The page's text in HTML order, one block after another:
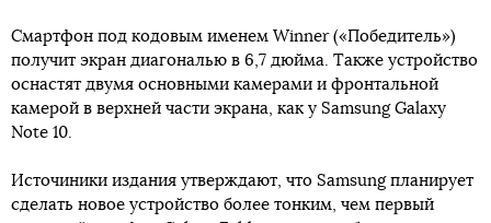
Смартфон под кодовым именем Winner («Победитель»)
получит экран диагональю в 6,7 дюйма. Также устройство
оснастят двумя основными камерами и фронтальной
камерой в верхней части экрана, как у Samsung Galaxy
Note 10.
Источиники издания утверждают, что Samsung планирует
сделать новое устройство более тонким, чем первый